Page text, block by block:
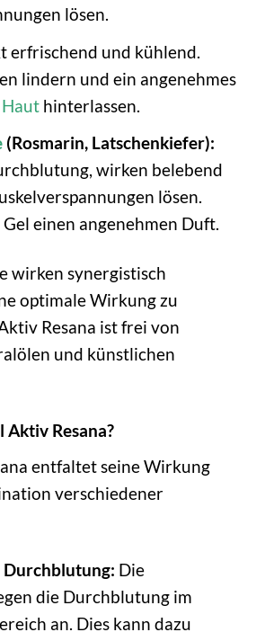
lösen.
erfrischend und kühlend.
lindern und ein angenehmes
Hauthinterlassen.
(Rosmarin, Latschenkiefer):
wirken belebend
lösen.
einen angenehmen Duft.
wirken synergistisch
optimale Wirkung zu
Resana ist frei von
und künstlichen
Resana?
entfaltet seine Wirkung
verschiedener
Die
die Durchblutung im
an. Dies kann dazu